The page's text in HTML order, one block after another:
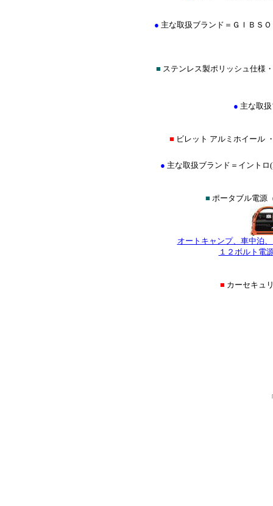
● 主な取扱ブランド＝ＧＩＢＳ
■ ステンレス製ポリッシュ仕様
● 主な取
■ ビレット アルミホイール
● 主な取扱ブランド＝イントロ
■ ポータブル電源
オートキャンプ、車中泊
１２ボルト電
■ カーセキュ